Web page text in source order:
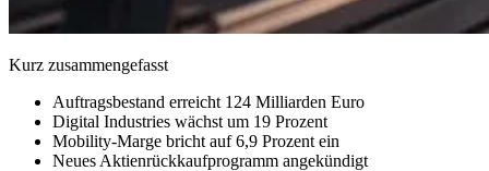
Kurz zusammengefasst
Auftragsbestand erreicht 124 Milliarden Euro
Digital Industries wächst um 19 Prozent
Mobility-Marge bricht auf 6,9 Prozent ein
Neues Aktienrückkaufprogramm angekündigt